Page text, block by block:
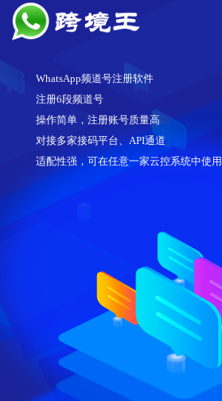
WhatsApp频道号注册软件
注册6段频道号
操作简单，注册账号质量高
对接多家接码平台、API通道
适配性强，可在任意一家云控系统中使用